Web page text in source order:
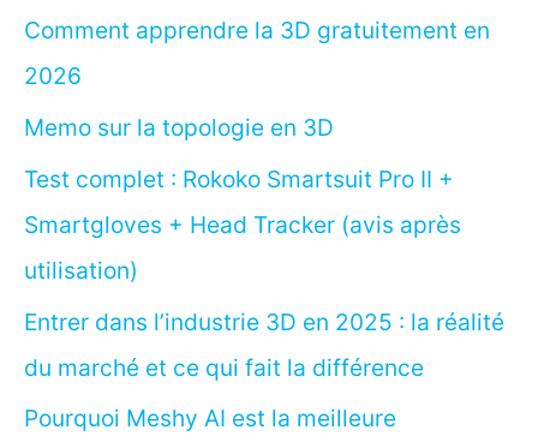
Comment apprendre la 3D gratuitement en
2026
Memo sur la topologie en 3D
Test complet : Rokoko Smartsuit Pro II +
Smartgloves + Head Tracker (avis après
utilisation)
Entrer dans l’industrie 3D en 2025 : la réalité
du marché et ce qui fait la différence
Pourquoi Meshy AI est la meilleure